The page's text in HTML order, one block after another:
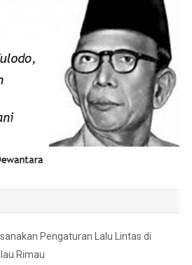
Pengaturan Lalu Lintas di
Rimau